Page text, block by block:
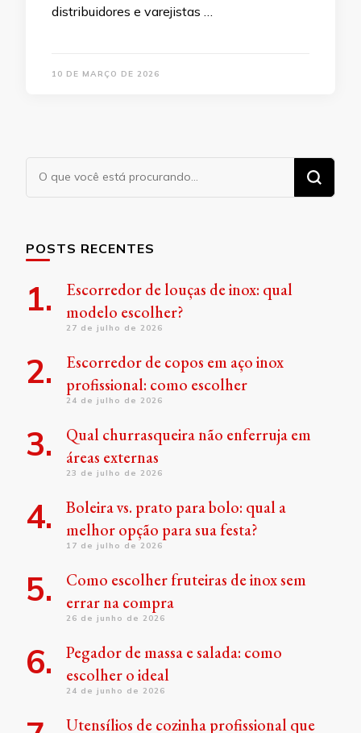
distribuidores e varejistas …
10 DE MARÇO DE 2026
Procurando
POSTS RECENTES
Escorredor de louças de inox: qual
modelo escolher?
27 de julho de 2026
Escorredor de copos em aço inox
profissional: como escolher
24 de julho de 2026
Qual churrasqueira não enferruja em
áreas externas
23 de julho de 2026
Boleira vs. prato para bolo: qual a
melhor opção para sua festa?
17 de julho de 2026
Como escolher fruteiras de inox sem
errar na compra
26 de junho de 2026
Pegador de massa e salada: como
escolher o ideal
24 de junho de 2026
Utensílios de cozinha profissional que